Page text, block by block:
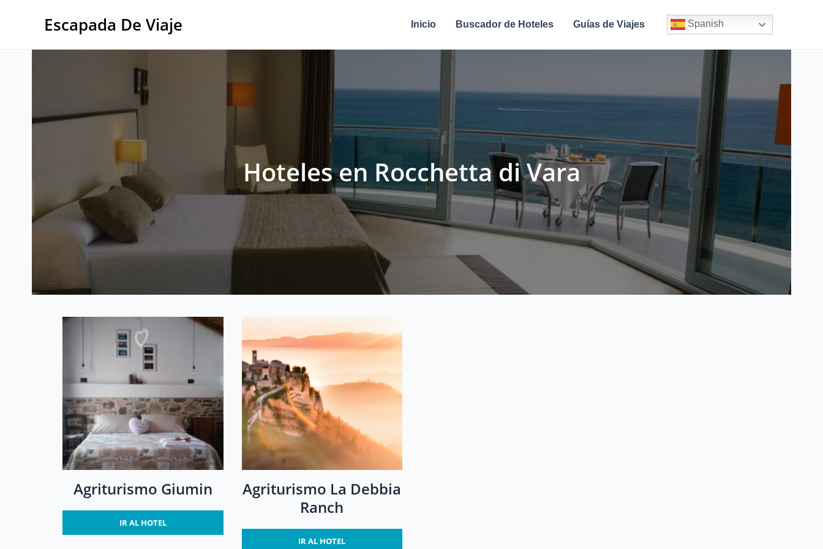
Escapada De Viaje Inicio Buscador de Hoteles Guías de Viajes Spanish
Hoteles en Rocchetta di Vara
Agriturismo Giumin
IR AL HOTEL
Agriturismo La Debbia
Ranch
IR AL HOTEL